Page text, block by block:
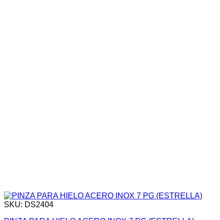
SKU: DS2404